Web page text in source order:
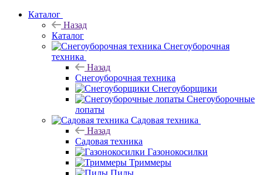
Каталог
Назад
Каталог
Снегоуборочная
техника
Назад
Снегоуборочная техника
Снегоуборщики
Снегоуборочные
лопаты
Садовая техника
Назад
Садовая техника
Газонокосилки
Триммеры
Пилы